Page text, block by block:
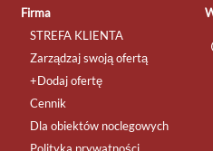
Firma
STREFA KLIENTA
Zarządzaj swoją ofertą
+Dodaj ofertę
Cennik
Dla obiektów noclegowych